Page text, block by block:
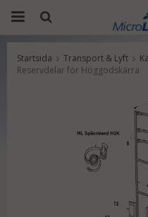
Produkten har
Startsida Transport & Lyft
Reservdelar för Höggodskärra